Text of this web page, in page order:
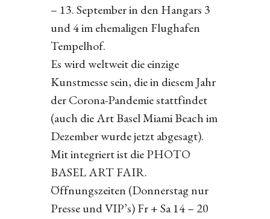
– 13. September in den Hangars 3
und 4 im ehemaligen Flughafen
Tempelhof.
Es wird weltweit die einzige
Kunstmesse sein, die in diesem Jahr
der Corona-Pandemie stattfindet
(auch die Art Basel Miami Beach im
Dezember wurde jetzt abgesagt).
Mit integriert ist die PHOTO
BASEL ART FAIR.
Öffnungszeiten (Donnerstag nur
Presse und VIP’s) Fr + Sa 14 – 20